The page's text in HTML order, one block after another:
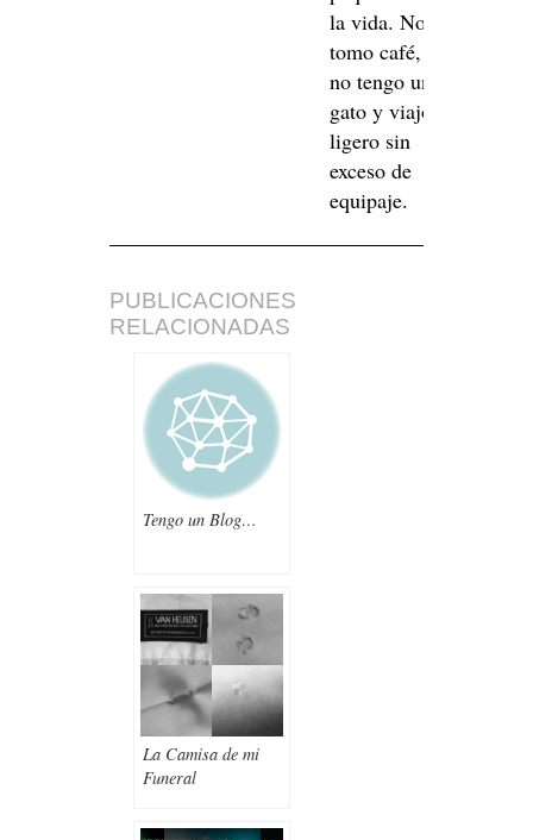
la vida. No
tomo café,
no tengo un
gato y viajo
ligero sin
exceso de
equipaje.
PUBLICACIONES
RELACIONADAS
Tengo un Blog…
La Camisa de mi
Funeral